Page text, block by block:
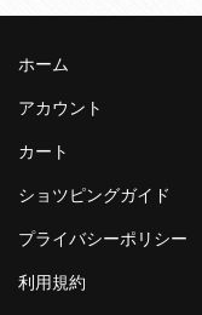
ホーム
アカウント
カート
ショツピングガイド
プライバシーポリシー
利用規約